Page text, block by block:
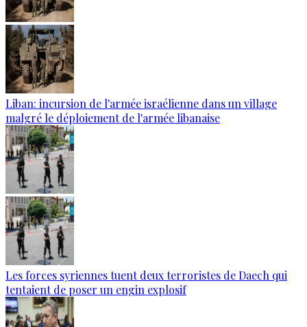
Liban: incursion de l'armée israélienne dans un village
malgré le déploiement de l'armée libanaise
Les forces syriennes tuent deux terroristes de Daech qui
tentaient de poser un engin explosif